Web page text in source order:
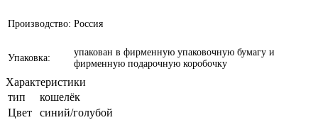
Производство: Россия
Упаковка:
упакован в фирменную упаковочную бумагу и
фирменную подарочную коробочку
Характеристики
тип
кошелёк
Цвет
синий/голубой